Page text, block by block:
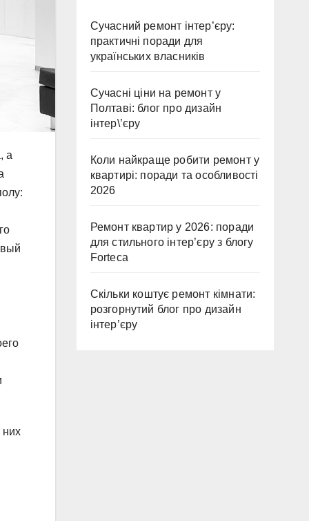
а
них
Сучасний ремонт інтер’єру:
практичні поради для
українських власників
Сучасні ціни на ремонт у
Полтаві: блог про дизайн
інтер\’єру
Коли найкраще робити ремонт у
квартирі: поради та особливості
2026
Ремонт квартир у 2026: поради
для стильного інтер’єру з блогу
Forteca
Скільки коштує ремонт кімнати:
розгорнутий блог про дизайн
інтер’єру